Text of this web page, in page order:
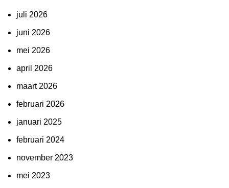
juli 2026
juni 2026
mei 2026
april 2026
maart 2026
februari 2026
januari 2025
februari 2024
november 2023
mei 2023